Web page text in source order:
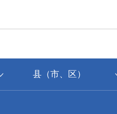
县（市、区）